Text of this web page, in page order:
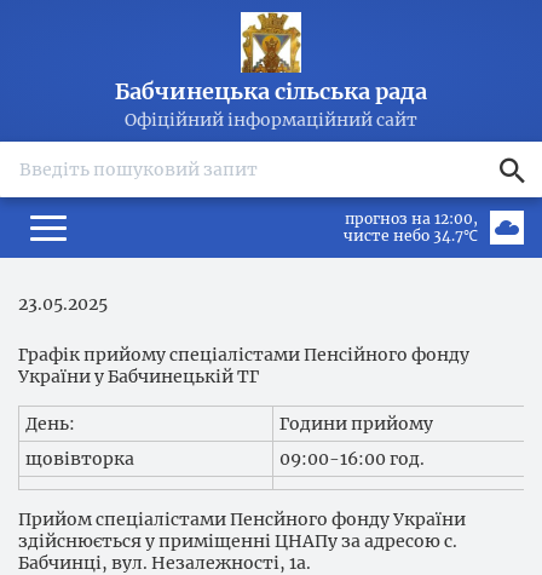
Бабчинецька сільська рада
Офіційний інформаційний сайт
прогноз на 12:00
чисте небо 34.7℃
23.05.2025
Графік прийому спеціалістами Пенсійного фонду
України у Бабчинецькій ТГ
День:
Години прийому
щовівторка
09:00-16:00 год.
Прийом спеціалістами Пенсйного фонду України
здійснюється у приміщенні ЦНАПу за адресою с.
Бабчинці, вул. Незалежності, 1а.